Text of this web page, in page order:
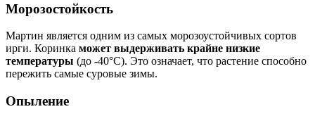
Морозостойкость
Мартин является одним из самых морозоустойчивых сортов
ирги. Коринка может выдерживать крайне низкие
температуры (до -40°C). Это означает, что растение способно
пережить самые суровые зимы.
Опыление